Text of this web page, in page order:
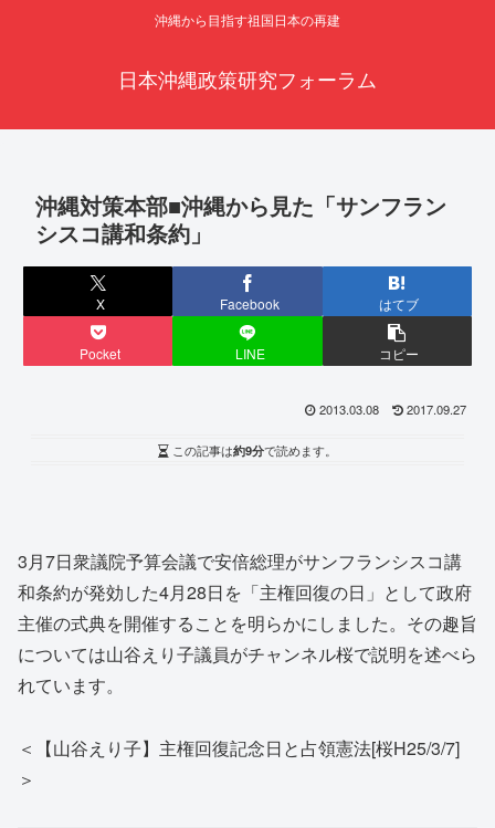
沖縄から目指す祖国日本の再建
日本沖縄政策研究フォーラム
沖縄対策本部■沖縄から見た「サンフラン
シスコ講和条約」
X Facebook はてブ
Pocket LINE コピー
2013.03.08 2017.09.27
この記事は約9分で読めます。
3月7日衆議院予算会議で安倍総理がサンフランシスコ講
和条約が発効した4月28日を「主権回復の日」として政府
主催の式典を開催することを明らかにしました。その趣旨
については山谷えり子議員がチャンネル桜で説明を述べら
れています。
＜【山谷えり子】主権回復記念日と占領憲法[桜H25/3/7]
＞